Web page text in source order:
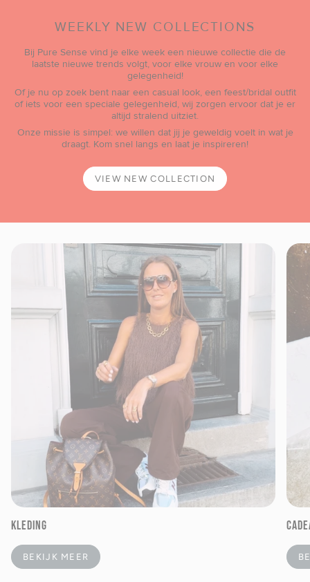
WEEKLY NEW COLLECTIONS
Bij Pure Sense vind je elke week een nieuwe collectie die de
laatste nieuwe trends volgt, voor elke vrouw en voor elke
gelegenheid!
Of je nu op zoek bent naar een casual look, een feest/bridal outfit
of iets voor een speciale gelegenheid, wij zorgen ervoor dat je er
altijd stralend uitziet.
Onze missie is simpel: we willen dat jij je geweldig voelt in wat je
draagt. Kom snel langs en laat je inspireren!
VIEW NEW COLLECTION
KLEDING
BEKIJK MEER